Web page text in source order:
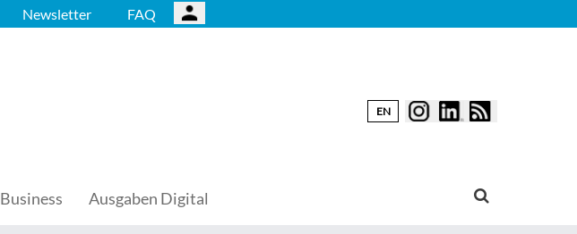
Newsletter FAQ
EN
Business Ausgaben Digital